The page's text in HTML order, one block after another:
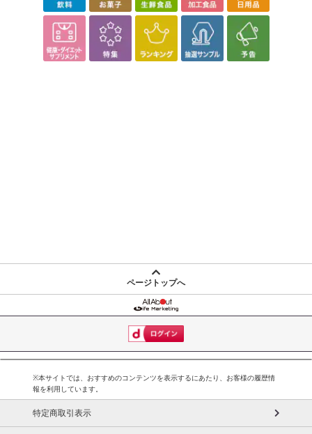
る場合がございます。
また、[新たな加工食品の原料原産地表示制度]の経過措置期間の終
了により、商品詳細内に記載の原産国・原材料の表記が旧表記の場
合がございます。
また、お届け日時のご指定は、お受けできません。宅配業者からの
不在票にてご対応ください。
※発送予定日は前後する場合がございます。また商品によって発送
※dショッピングサンプル百貨店よりお届けする商品は、ご利用いた
だいた後のご感想をいただくことを目的としており、転売等は固く
禁じます。
転売等、目的以外での利用が確認された場合は、サービス利用を停
止させていただきます。
【配送伝票番号について】
ページトップへ
※本サイトでは、おすすめのコンテンツを表示するにあたり、お客様の履歴情
報を利用しています。
特定商取引表示